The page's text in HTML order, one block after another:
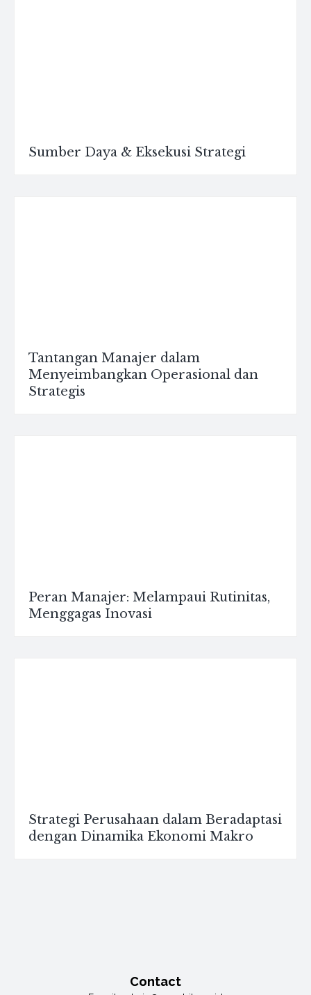
Sumber Daya & Eksekusi Strategi
Tantangan Manajer dalam
Menyeimbangkan Operasional dan
Strategis
Peran Manajer: Melampaui Rutinitas,
Menggagas Inovasi
Strategi Perusahaan dalam Beradaptasi
dengan Dinamika Ekonomi Makro
Contact